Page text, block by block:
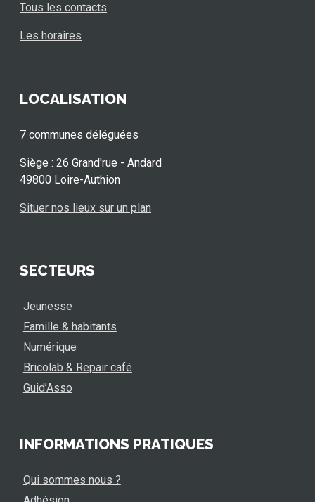
Tous les contacts
Les horaires
LOCALISATION
7 communes déléguées
Siège : 26 Grand'rue - Andard
49800 Loire-Authion
Situer nos lieux sur un plan
SECTEURS
Jeunesse
Famille & habitants
Numérique
Bricolab & Repair café
Guid’Asso
INFORMATIONS PRATIQUES
Qui sommes nous ?